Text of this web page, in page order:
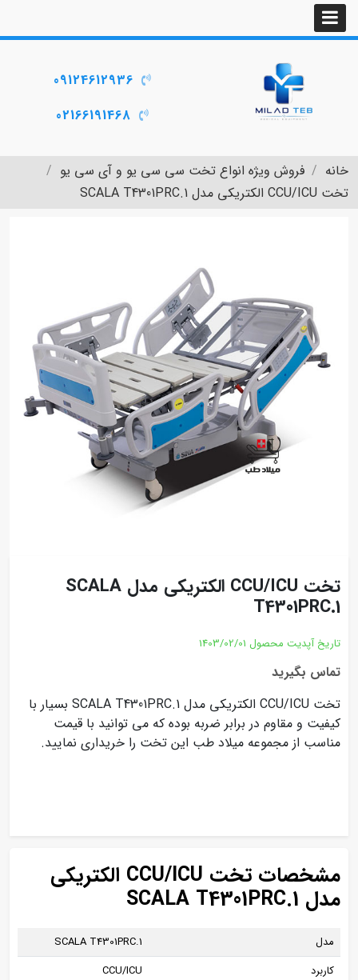
09124612936
02166191468
خانه
فروش ویژه انواع تخت سی سی یو و آی سی یو
تخت CCU/ICU الکتریکی مدل SCALA T4301PRC.1
تخت CCU/ICU الکتریکی مدل SCALA
T4301PRC.1
تاریخ آپدیت محصول 1403/02/01
تماس بگیرید
تخت CCU/ICU الکتریکی مدل SCALA T4301PRC.1 بسیار با
کیفیت و مقاوم در برابر ضربه بوده که می توانید با قیمت
مناسب از مجموعه میلاد طب این تخت را خریداری نمایید.
مشخصات تخت CCU/ICU الکتریکی
مدل SCALA T4301PRC.1
مدل
SCALA T4301PRC.1
کاربرد
CCU/ICU